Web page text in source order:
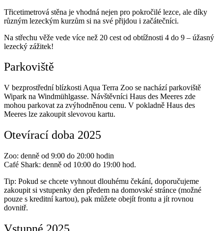
Třicetimetrová stěna je vhodná nejen pro pokročilé lezce, ale díky
různým lezeckým kurzům si na své přijdou i začátečníci.
Na střechu věže vede více než 20 cest od obtížnosti 4 do 9 – úžasný
lezecký zážitek!
Parkoviště
V bezprostřední blízkosti Aqua Terra Zoo se nachází parkoviště
Wipark na Windmühlgasse. Návštěvníci Haus des Meeres zde
mohou parkovat za zvýhodněnou cenu. V pokladně Haus des
Meeres lze zakoupit slevovou kartu.
Otevírací doba 2025
Zoo: denně od 9:00 do 20:00 hodin
Café Shark: denně od 10:00 do 19:00 hod.
Tip: Pokud se chcete vyhnout dlouhému čekání, doporučujeme
zakoupit si vstupenky den předem na domovské stránce (možné
pouze s kreditní kartou), pak můžete obejít frontu a jít rovnou
dovnitř.